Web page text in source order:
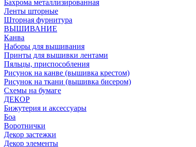
Бахрома металлизированная
Ленты шторные
Шторная фурнитура
ВЫШИВАНИЕ
Канва
Наборы для вышивания
Принты для вышивки лентами
Пяльцы, приспособления
Рисунок на канве (вышивка крестом)
Рисунок на ткани (вышивка бисером)
Схемы на бумаге
ДЕКОР
Бижутерия и аксессуары
Боа
Воротнички
Декор застежки
Декор элементы